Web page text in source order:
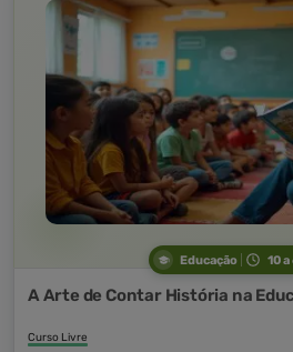
Educação 10
A Arte de Contar História na
Curso Livre